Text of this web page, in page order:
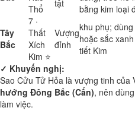
Thổ
tật
bằng kim loại
Tây
Bắc
7 ·
Thất
Xích
Kim ⭐
Vượng
đỉnh
khu phụ;
hoặc sắc
tiết Kim
✓ Khuyến nghị:
Sao Cửu Tử Hỏa là vượng tinh của
hướng Đông Bắc (Cấn), nên
làm việc.